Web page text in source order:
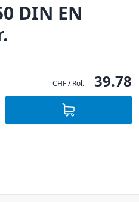
DIN EN
CHF / Rol. 39.78